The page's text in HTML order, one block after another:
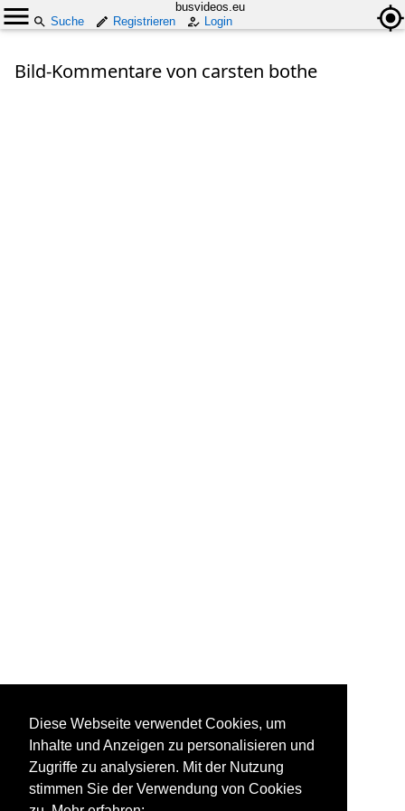
busvideos.eu
Suche
Registrieren Login
Bild-Kommentare von carsten bothe
Diese Webseite verwendet Cookies, um
Inhalte und Anzeigen zu personalisieren und
Zugriffe zu analysieren. Mit der Nutzung
stimmen Sie der Verwendung von Cookies